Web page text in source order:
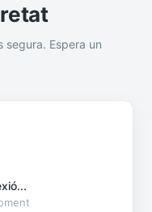
segura. Espera un